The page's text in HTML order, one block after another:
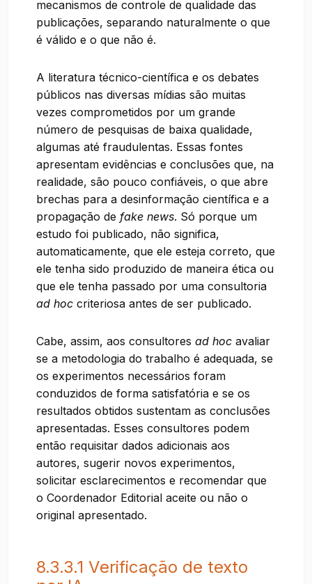
mecanismos de controle de qualidade das
publicações, separando naturalmente o que
é válido e o que não é.
A literatura técnico-científica e os debates
públicos nas diversas mídias são muitas
vezes comprometidos por um grande
número de pesquisas de baixa qualidade,
algumas até fraudulentas. Essas fontes
apresentam evidências e conclusões que, na
realidade, são pouco confiáveis, o que abre
brechas para a desinformação científica e a
propagação de fake news. Só porque um
estudo foi publicado, não significa,
automaticamente, que ele esteja correto, que
ele tenha sido produzido de maneira ética ou
que ele tenha passado por uma consultoria
ad hoc criteriosa antes de ser publicado.
Cabe, assim, aos consultores ad hoc avaliar
se a metodologia do trabalho é adequada, se
os experimentos necessários foram
conduzidos de forma satisfatória e se os
resultados obtidos sustentam as conclusões
apresentadas. Esses consultores podem
então requisitar dados adicionais aos
autores, sugerir novos experimentos,
solicitar esclarecimentos e recomendar que
o Coordenador Editorial aceite ou não o
original apresentado.
8.3.3.1 Verificação de texto